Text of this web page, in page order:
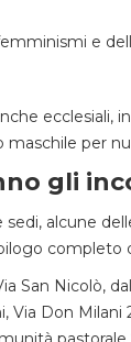
e
ecclesiali,
per
gli
sedi, alcune
completo
San Nicolò,
Via Don Milani